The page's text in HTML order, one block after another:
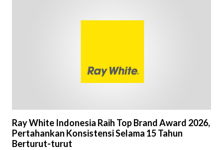
Ray White Indonesia Raih Top Brand Award 2026,
Pertahankan Konsistensi Selama 15 Tahun
Berturut-turut